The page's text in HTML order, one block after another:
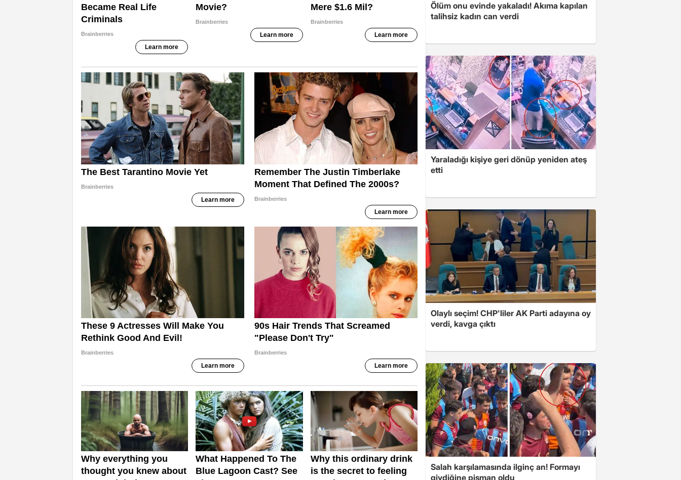
Ölüm onu evinde yakaladı! Akıma kapılan
talihsiz kadın can verdi
Yaraladığı kişiye geri dönüp yeniden ateş
etti
Olaylı seçim! CHP'liler AK Parti adayına oy
verdi, kavga çıktı
Salah karşılamasında ilginç an! Formayı
giydiğine pişman oldu